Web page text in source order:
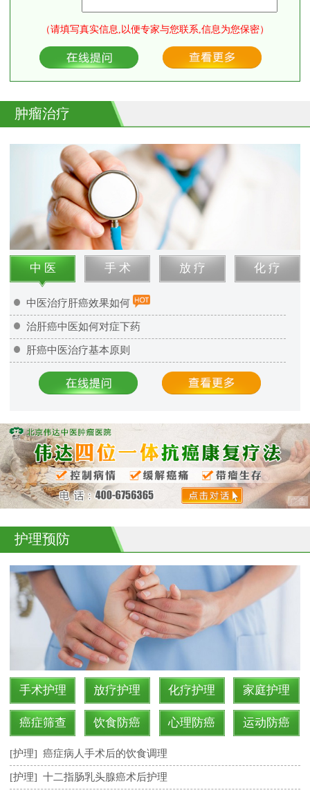
（请填写真实信息,以便专家与您联系,信息为您保密）
肿瘤治疗
中 医 手 术 放 疗 化 疗
中医治疗肝癌效果如何
治肝癌中医如何对症下药
肝癌中医治疗基本原则
护理预防
手术护理 放疗护理 化疗护理 家庭护理
癌症筛查 饮食防癌 心理防癌 运动防癌
[护理] 癌症病人手术后的饮食调理
[护理] 十二指肠乳头腺癌术后护理